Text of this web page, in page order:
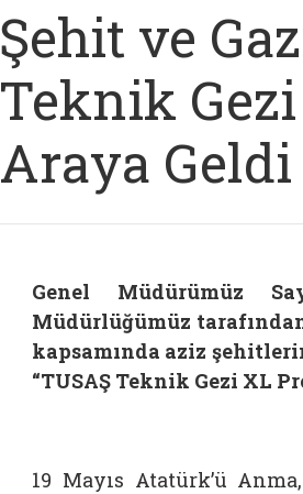
Şehit ve
Teknik
Araya Geldi
Genel Müdürümüz
Müdürlüğümüz
kapsamında aziz
“TUSAŞ Teknik Gezi XL
19 Mayıs Atatürk’ü